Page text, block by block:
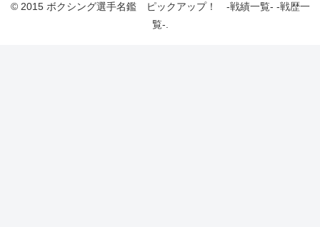
© 2015 ボクシング選手名鑑 ピックアップ！ -戦績一覧- -戦歴一
覧-.